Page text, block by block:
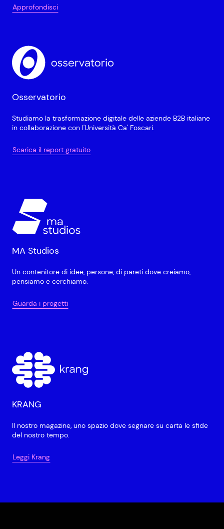
Approfondisci
Osservatorio
Studiamo la trasformazione digitale delle aziende B2B italiane
in collaborazione con l'Università Ca' Foscari.
Scarica il report gratuito
MA Studios
Un contenitore di idee, persone, di pareti dove creiamo,
pensiamo e cerchiamo.
Guarda i progetti
KRANG
Il nostro magazine, uno spazio dove segnare su carta le sfide
del nostro tempo.
Leggi Krang